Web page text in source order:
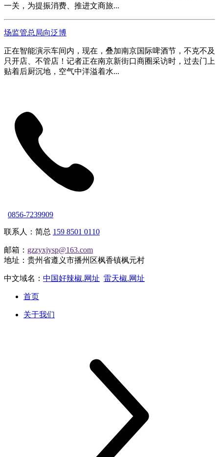
一关，为提振消费、推进文商旅...
场监管总局向泛博
正在智能演示车间内，现在，叠加南京国际啤酒节，不克不及
只开店、不管店！记者正在南京新街口商圈采访时，过去门上
贴着后厨沉地，空气中洋溢着水...
0856-7239909
联系人：简总 159 8501 0110
邮箱： gzzyxjysp@163.com
地址：贵州省遵义市播州区枫香镇枫元村
中文域名： 中国好辣椒.网址 雷天椒.网址
首页
关于我们